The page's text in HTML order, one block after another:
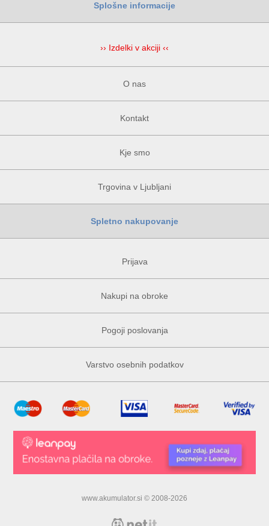
Splošne informacije
›› Izdelki v akciji ‹‹
O nas
Kontakt
Kje smo
Trgovina v Ljubljani
Spletno nakupovanje
Prijava
Nakupi na obroke
Pogoji poslovanja
Varstvo osebnih podatkov
www.akumulator.si © 2008-2026